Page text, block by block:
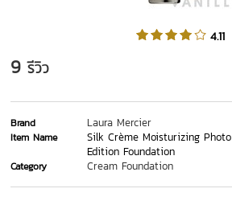
4.11
9 รีวิว
Brand Laura Mercier
Item Name
Silk Crème Moisturizing Photo
Edition Foundation
Category Cream Foundation